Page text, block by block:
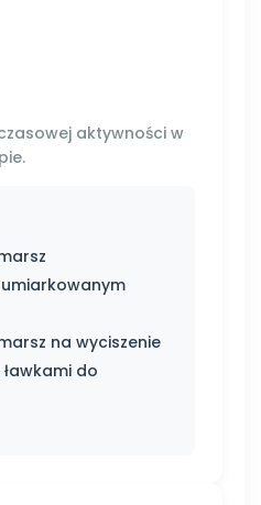
aktywności w
na wyciszenie
do